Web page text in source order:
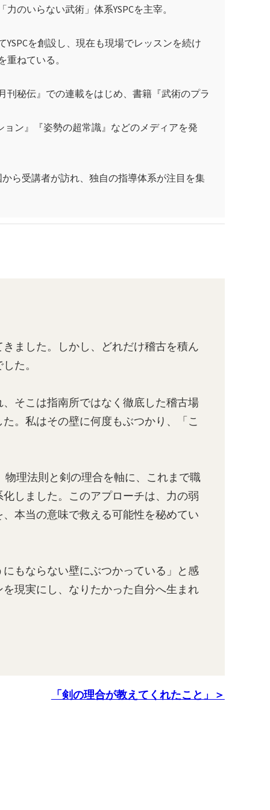
のいらない武術」体系YSPCを主宰。
YSPCを創設し、現在も現場でレッスンを続け
重ねている。
刊秘伝』での連載をはじめ、書籍『武術のプラ
ョン』『姿勢の超常識』などのメディアを発
ら受講者が訪れ、独自の指導体系が注目を集
ました。しかし、どれだけ稽古を積ん
た。
そこは指南所ではなく徹底した稽古場
。私はその壁に何度もぶつかり、「こ
物理法則と剣の理合を軸に、これまで職
しました。このアプローチは、力の弱
本当の意味で救える可能性を秘めてい
もならない壁にぶつかっている」と感
現実にし、なりたかった自分へ生まれ
「剣の理合が教えてくれたこと」＞